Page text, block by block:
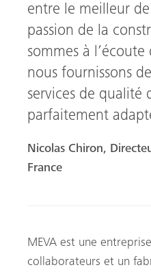
entre le meilleur
passion de la
sommes à
nous fournissons
services de qualité
parfaitement
Nicolas Chiron,
France
MEVA est une
collaborateurs et un